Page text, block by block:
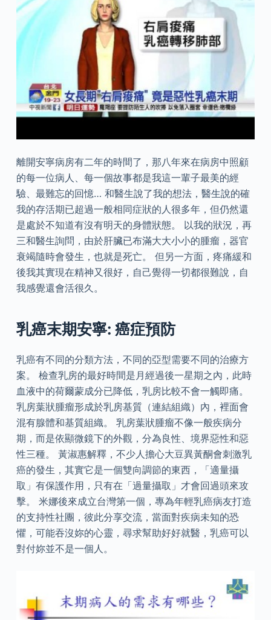
離開安寧病房有二年的時間了，那八年來在病房中照顧
的每一位病人、每一個故事都是我這一輩子最美的經
驗、最難忘的回憶… 和醫生說了我的想法，醫生說的確
我的存活期已超過一般相同症狀的人很多年，但仍然還
是處於不知道有沒有明天的身體狀態。 以我的狀況，再
三和醫生詢問，由於肝臟已布滿大大小小的腫瘤，器官
衰竭隨時會發生，也就是死亡。 但另一方面，疼痛緩和
後我其實現在精神又很好，自己覺得一切都很難說，自
我感覺還會活很久。
乳癌末期安寧: 癌症預防
乳癌有不同的分類方法，不同的亞型需要不同的治療方
案。 檢查乳房的最好時間是月經過後一星期之內，此時
血液中的荷爾蒙成分已降低，乳房比較不會一觸即痛。
乳房葉狀腫瘤形成於乳房基質（連結組織）內，裡面會
混有腺體和基質組織。 乳房葉狀腫瘤不像一般疾病分
期，而是依顯微鏡下的外觀，分為良性、境界惡性和惡
性三種。 黃淑惠解釋，不少人擔心大豆異黃酮會刺激乳
癌的發生，其實它是一個雙向調節的東西，「適量攝
取」有保護作用，只有在「過量攝取」才會回過頭來攻
擊。 米娜後來成立台灣第一個，專為年輕乳癌病友打造
的支持性社團，彼此分享交流，當面對疾病未知的恐
懼，可能吞沒妳的心靈，尋求幫助好好就醫，乳癌可以
對付妳並不是一個人。